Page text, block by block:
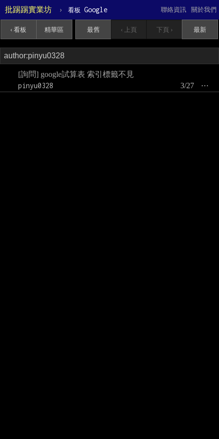
批踢踢實業坊 › 看板 Google 關於我們
聯絡資訊
‹ 看板 精華區 最舊 ‹ 上頁 下頁 › 最新
[詢問] google試算表 索引標籤不見
pinyu0328
⋯
3/27